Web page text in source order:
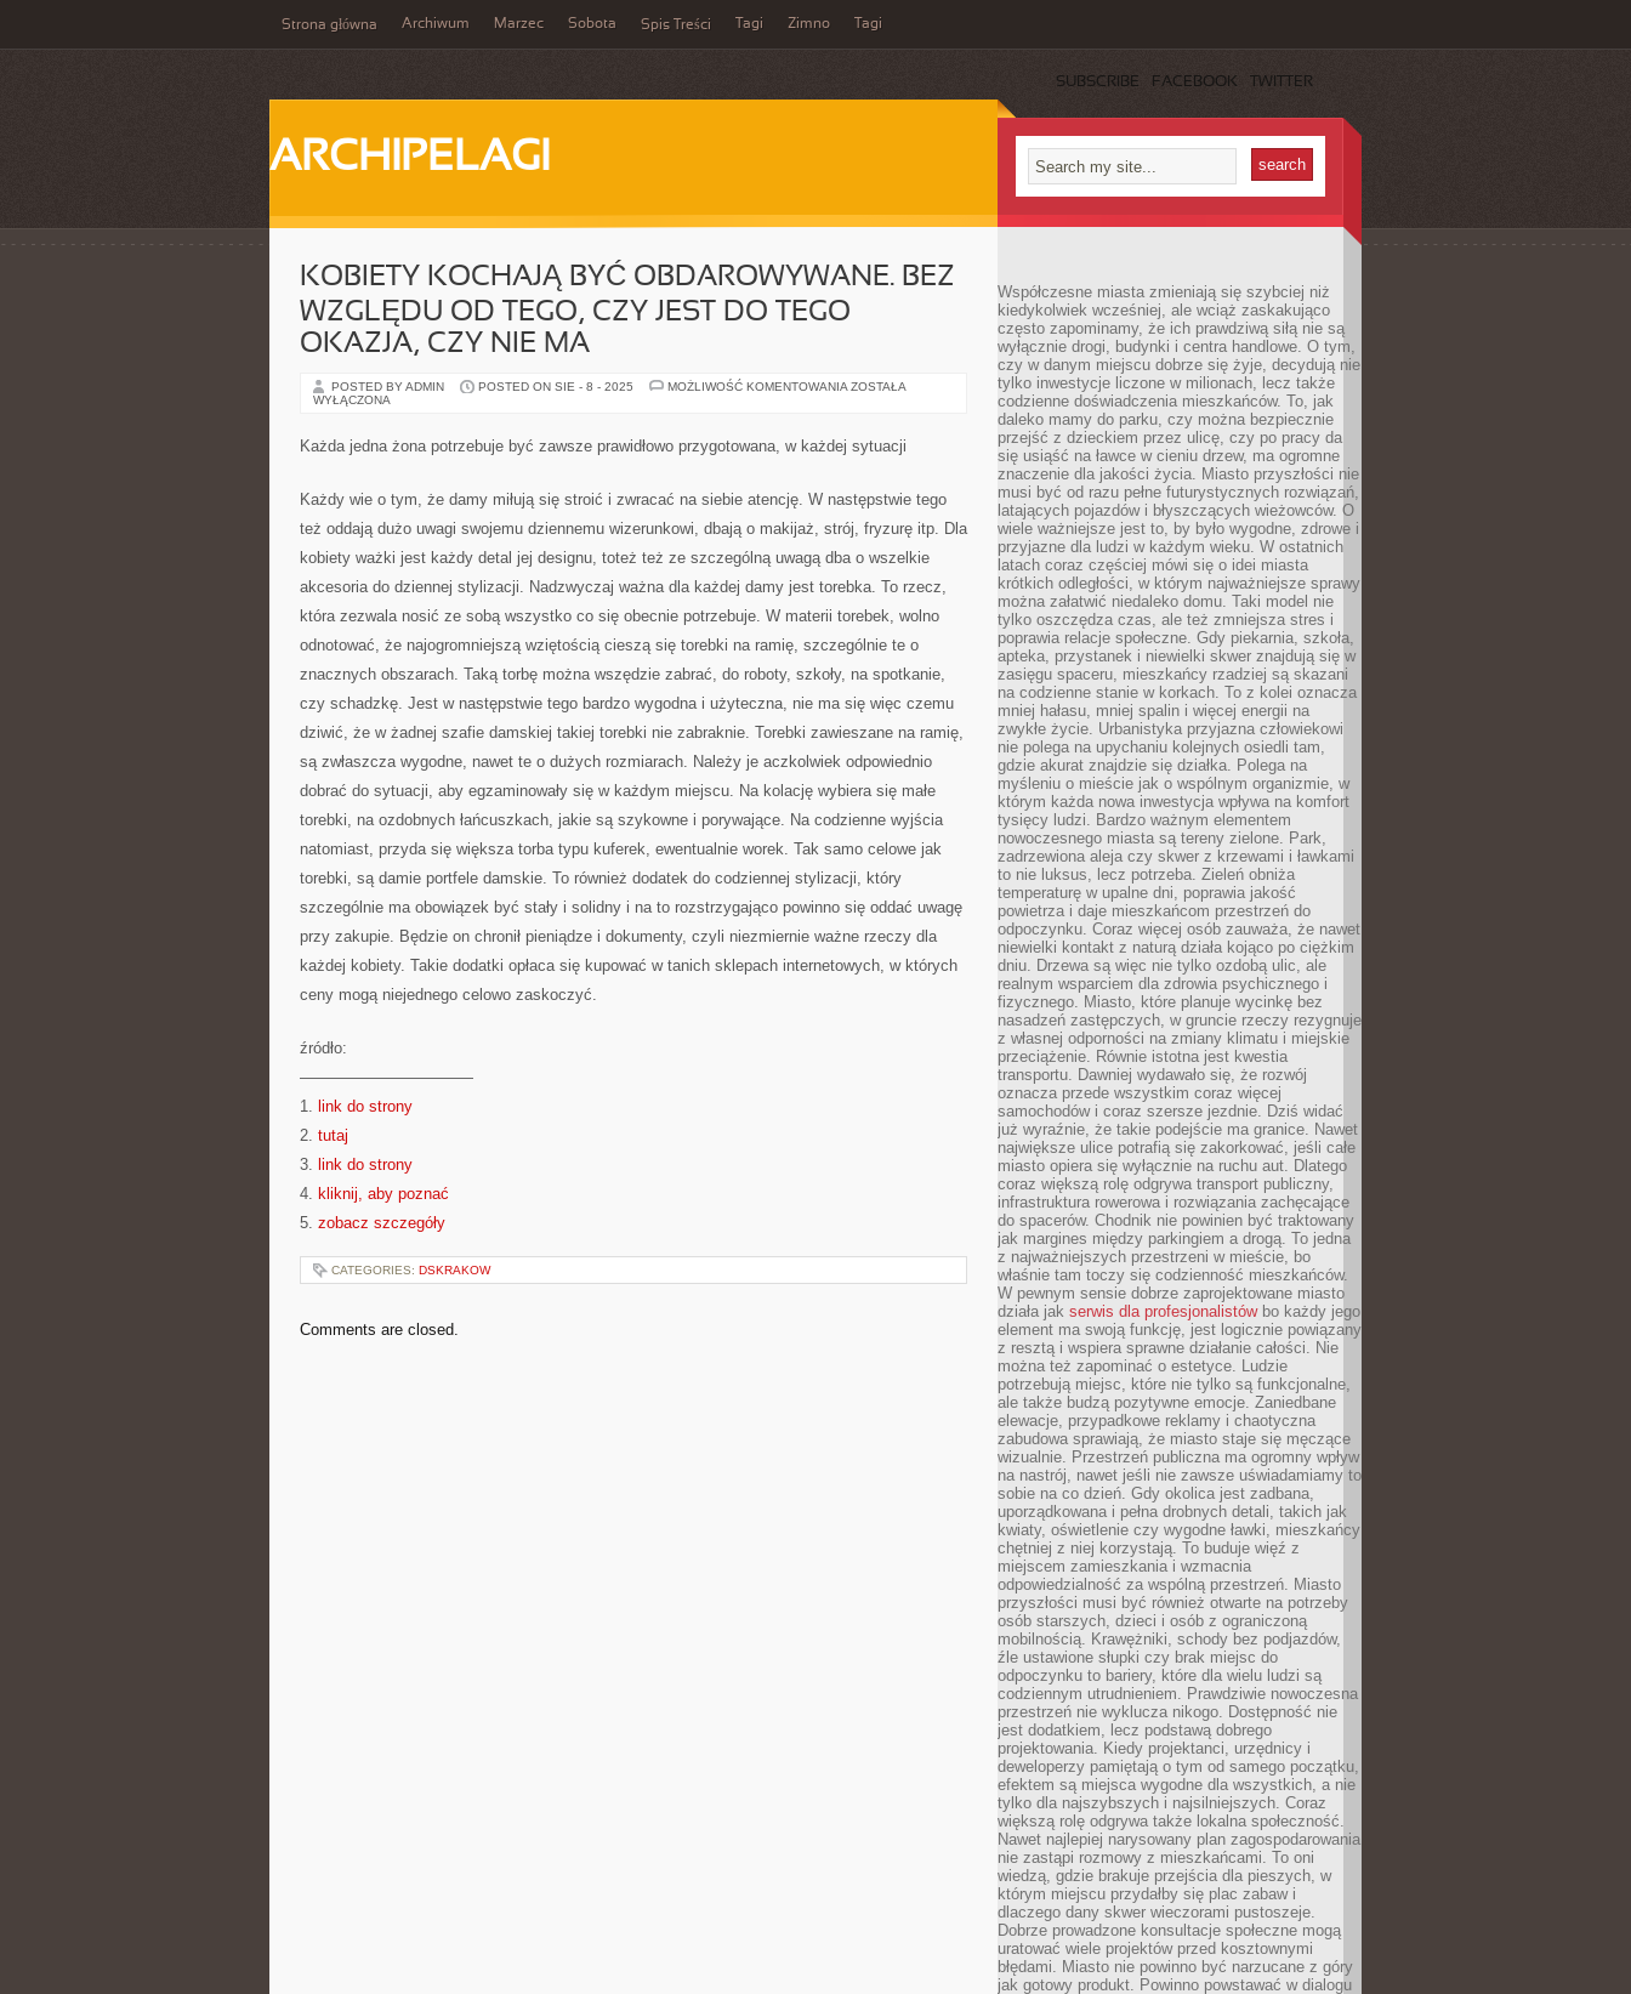
Strona główna Archiwum Marzec Sobota Spis Treści Tagi Zimno Tagi
SUBSCRIBE FACEBOOK TWITTER
ARCHIPELAGI
KOBIETY KOCHAJĄ BYĆ OBDAROWYWANE. BEZ
WZGLĘDU OD TEGO, CZY JEST DO TEGO
OKAZJA, CZY NIE MA
POSTED BY ADMIN POSTED ON SIE - 8 - 2025 MOŻLIWOŚĆ KOMENTOWANIA KOBIETY
BEZ
WZGLĘDU
CZY
JEST
TEGO
CZY
MA
ZOSTAŁA
WYŁĄCZONA
Każda jedna żona potrzebuje być zawsze prawidłowo przygotowana, w każdej sytuacji
Każdy wie o tym, że damy miłują się stroić i zwracać na siebie atencję. W następstwie tego
też oddają dużo uwagi swojemu dziennemu wizerunkowi, dbają o makijaż, strój, fryzurę itp. Dla
kobiety ważki jest każdy detal jej designu, toteż też ze szczególną uwagą dba o wszelkie
akcesoria do dziennej stylizacji. Nadzwyczaj ważna dla każdej damy jest torebka. To rzecz,
która zezwala nosić ze sobą wszystko co się obecnie potrzebuje. W materii torebek, wolno
odnotować, że najogromniejszą wziętością cieszą się torebki na ramię, szczególnie te o
znacznych obszarach. Taką torbę można wszędzie zabrać, do roboty, szkoły, na spotkanie,
czy schadzkę. Jest w następstwie tego bardzo wygodna i użyteczna, nie ma się więc czemu
dziwić, że w żadnej szafie damskiej takiej torebki nie zabraknie. Torebki zawieszane na ramię,
są zwłaszcza wygodne, nawet te o dużych rozmiarach. Należy je aczkolwiek odpowiednio
dobrać do sytuacji, aby egzaminowały się w każdym miejscu. Na kolację wybiera się małe
torebki, na ozdobnych łańcuszkach, jakie są szykowne i porywające. Na codzienne wyjścia
natomiast, przyda się większa torba typu kuferek, ewentualnie worek. Tak samo celowe jak
torebki, są damie portfele damskie. To również dodatek do codziennej stylizacji, który
szczególnie ma obowiązek być stały i solidny i na to rozstrzygająco powinno się oddać uwagę
przy zakupie. Będzie on chronił pieniądze i dokumenty, czyli niezmiernie ważne rzeczy dla
każdej kobiety. Takie dodatki opłaca się kupować w tanich sklepach internetowych, w których
ceny mogą niejednego celowo zaskoczyć.
źródło:
———————————
1. link do strony
2. tutaj
3. link do strony
4. kliknij, aby poznać
5. zobacz szczegóły
CATEGORIES: DSKRAKOW
Comments are closed.
Współczesne miasta zmieniają się szybciej niż
kiedykolwiek wcześniej, ale wciąż zaskakująco
często zapominamy, że ich prawdziwą siłą nie są
wyłącznie drogi, budynki i centra handlowe. O tym,
czy w danym miejscu dobrze się żyje, decydują nie
tylko inwestycje liczone w milionach, lecz także
codzienne doświadczenia mieszkańców. To, jak
daleko mamy do parku, czy można bezpiecznie
przejść z dzieckiem przez ulicę, czy po pracy da
się usiąść na ławce w cieniu drzew, ma ogromne
znaczenie dla jakości życia. Miasto przyszłości nie
musi być od razu pełne futurystycznych rozwiązań,
latających pojazdów i błyszczących wieżowców. O
wiele ważniejsze jest to, by było wygodne, zdrowe i
przyjazne dla ludzi w każdym wieku. W ostatnich
latach coraz częściej mówi się o idei miasta
krótkich odległości, w którym najważniejsze sprawy
można załatwić niedaleko domu. Taki model nie
tylko oszczędza czas, ale też zmniejsza stres i
poprawia relacje społeczne. Gdy piekarnia, szkoła,
apteka, przystanek i niewielki skwer znajdują się w
zasięgu spaceru, mieszkańcy rzadziej są skazani
na codzienne stanie w korkach. To z kolei oznacza
mniej hałasu, mniej spalin i więcej energii na
zwykłe życie. Urbanistyka przyjazna człowiekowi
nie polega na upychaniu kolejnych osiedli tam,
gdzie akurat znajdzie się działka. Polega na
myśleniu o mieście jak o wspólnym organizmie, w
którym każda nowa inwestycja wpływa na komfort
tysięcy ludzi. Bardzo ważnym elementem
nowoczesnego miasta są tereny zielone. Park,
zadrzewiona aleja czy skwer z krzewami i ławkami
to nie luksus, lecz potrzeba. Zieleń obniża
temperaturę w upalne dni, poprawia jakość
powietrza i daje mieszkańcom przestrzeń do
odpoczynku. Coraz więcej osób zauważa, że nawet
niewielki kontakt z naturą działa kojąco po ciężkim
dniu. Drzewa są więc nie tylko ozdobą ulic, ale
realnym wsparciem dla zdrowia psychicznego i
fizycznego. Miasto, które planuje wycinkę bez
nasadzeń zastępczych, w gruncie rzeczy rezygnuje
z własnej odporności na zmiany klimatu i miejskie
przeciążenie. Równie istotna jest kwestia
transportu. Dawniej wydawało się, że rozwój
oznacza przede wszystkim coraz więcej
samochodów i coraz szersze jezdnie. Dziś widać
już wyraźnie, że takie podejście ma granice. Nawet
największe ulice potrafią się zakorkować, jeśli całe
miasto opiera się wyłącznie na ruchu aut. Dlatego
coraz większą rolę odgrywa transport publiczny,
infrastruktura rowerowa i rozwiązania zachęcające
do spacerów. Chodnik nie powinien być traktowany
jak margines między parkingiem a drogą. To jedna
z najważniejszych przestrzeni w mieście, bo
właśnie tam toczy się codzienność mieszkańców.
W pewnym sensie dobrze zaprojektowane miasto
działa jak serwis dla profesjonalistówbo każdy jego
element ma swoją funkcję, jest logicznie powiązany
z resztą i wspiera sprawne działanie całości. Nie
można też zapominać o estetyce. Ludzie
potrzebują miejsc, które nie tylko są funkcjonalne,
ale także budzą pozytywne emocje. Zaniedbane
elewacje, przypadkowe reklamy i chaotyczna
zabudowa sprawiają, że miasto staje się męczące
wizualnie. Przestrzeń publiczna ma ogromny wpływ
na nastrój, nawet jeśli nie zawsze uświadamiamy to
sobie na co dzień. Gdy okolica jest zadbana,
uporządkowana i pełna drobnych detali, takich jak
kwiaty, oświetlenie czy wygodne ławki, mieszkańcy
chętniej z niej korzystają. To buduje więź z
miejscem zamieszkania i wzmacnia
odpowiedzialność za wspólną przestrzeń. Miasto
przyszłości musi być również otwarte na potrzeby
osób starszych, dzieci i osób z ograniczoną
mobilnością. Krawężniki, schody bez podjazdów,
źle ustawione słupki czy brak miejsc do
odpoczynku to bariery, które dla wielu ludzi są
codziennym utrudnieniem. Prawdziwie nowoczesna
przestrzeń nie wyklucza nikogo. Dostępność nie
jest dodatkiem, lecz podstawą dobrego
projektowania. Kiedy projektanci, urzędnicy i
deweloperzy pamiętają o tym od samego początku,
efektem są miejsca wygodne dla wszystkich, a nie
tylko dla najszybszych i najsilniejszych. Coraz
większą rolę odgrywa także lokalna społeczność.
Nawet najlepiej narysowany plan zagospodarowania
nie zastąpi rozmowy z mieszkańcami. To oni
wiedzą, gdzie brakuje przejścia dla pieszych, w
którym miejscu przydałby się plac zabaw i
dlaczego dany skwer wieczorami pustoszeje.
Dobrze prowadzone konsultacje społeczne mogą
uratować wiele projektów przed kosztownymi
błędami. Miasto nie powinno być narzucane z góry
jak gotowy produkt. Powinno powstawać w dialogu